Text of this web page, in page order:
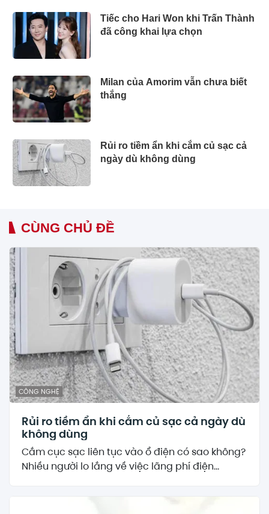
Tiếc cho Hari Won khi Trấn Thành
đã công khai lựa chọn
Milan của Amorim vẫn chưa biết
thắng
Rủi ro tiềm ẩn khi cắm củ sạc cả
ngày dù không dùng
CÙNG CHỦ ĐỀ
CÔNG NGHỆ
Rủi ro tiềm ẩn khi cắm củ sạc cả ngày dù
không dùng
Cắm cục sạc liên tục vào ổ điện có sao không?
Nhiều người lo lắng về việc lãng phí điện...